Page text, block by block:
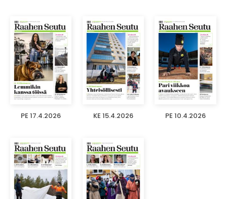
PE 17.4.2026 KE 15.4.2026 PE 10.4.2026